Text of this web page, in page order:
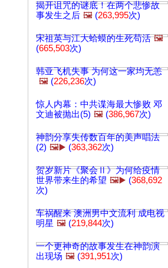
揭开诅咒的谜底！在两个悲惨故
事发生之后 🖼️ (263,995次)
宋祖英与江大蛤蟆的生死苟活 🖼️
(665,503次)
韩亚飞机失事 为何这一家均无恙
🖼️ (226,236次)
惊人内幕：中共谍海最大惨败 邓
文迪被抛出(5) 🖼️ (386,967次)
神韵分享失传数百年的美声唱法
(2) 🖼️▶️ (363,362次)
贺岁新片《聚会Ⅱ》为何给疫情
世界带来生的希望 🖼️▶️ (368,692
次)
车祸醒来 澳洲男中文流利 成电视
明星 🖼️ (219,844次)
一个更神奇的故事发生在神韵演
出现场 🖼️ (391,951次)